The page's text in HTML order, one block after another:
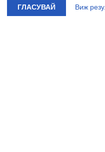
ГЛАСУВАЙ Виж